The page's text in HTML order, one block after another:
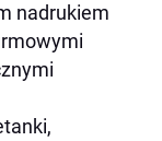
nadrukiem